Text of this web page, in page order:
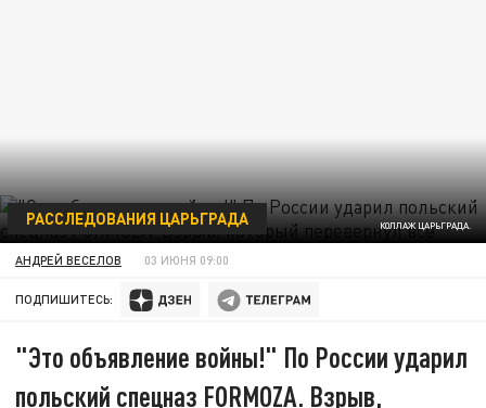
КОЛЛАЖ ЦАРЬГРАДА.
РАССЛЕДОВАНИЯ ЦАРЬГРАДА
АНДРЕЙ ВЕСЕЛОВ 03 ИЮНЯ 09:00
ПОДПИШИТЕСЬ:
"Это объявление войны!" По России ударил
польский спецназ FORMOZA. Взрыв,